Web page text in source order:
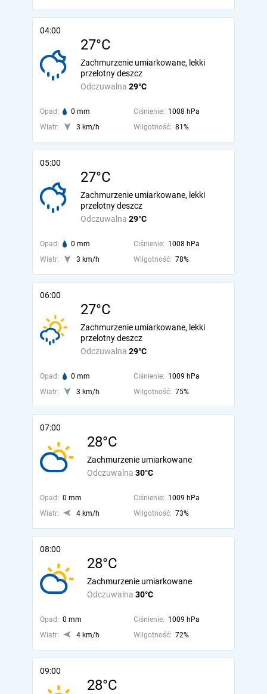
04:00
27°C
Odczuwalna 29°C
Zachmurzenie umiarkowane, lekki
przelotny deszcz
Opad: 0 mm Ciśnienie: 1008 hPa
Wiatr:
3 km/h Wilgotność: 81%
05:00
27°C
Odczuwalna 29°C
Zachmurzenie umiarkowane, lekki
przelotny deszcz
Opad: 0 mm Ciśnienie: 1008 hPa
Wiatr:
3 km/h Wilgotność: 78%
06:00
27°C
Odczuwalna 29°C
Zachmurzenie umiarkowane, lekki
przelotny deszcz
Opad: 0 mm Ciśnienie: 1009 hPa
Wiatr:
3 km/h Wilgotność: 75%
07:00
28°C
Odczuwalna 30°C
Zachmurzenie umiarkowane
Opad: 0 mm Ciśnienie: 1009 hPa
Wiatr:
4 km/h Wilgotność: 73%
08:00
28°C
Odczuwalna 30°C
Zachmurzenie umiarkowane
Opad: 0 mm Ciśnienie: 1009 hPa
Wiatr:
4 km/h Wilgotność: 72%
09:00
28°C